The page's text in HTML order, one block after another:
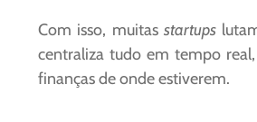
Com isso, muitas startups
centraliza tudo em tempo
finanças de onde estiverem.